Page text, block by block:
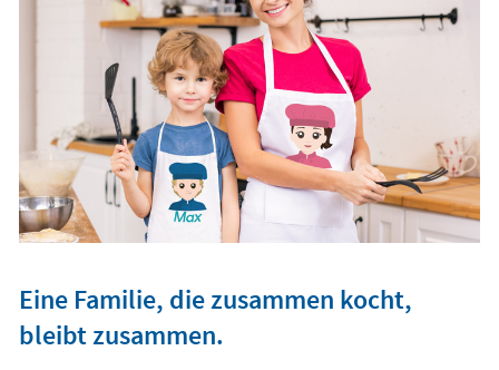
Eine Familie, die zusammen kocht,
bleibt zusammen.